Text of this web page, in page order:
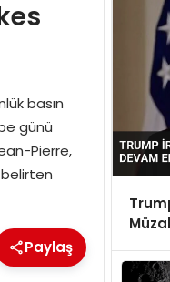
basın
günü
Pierre,
belirten
Paylaş